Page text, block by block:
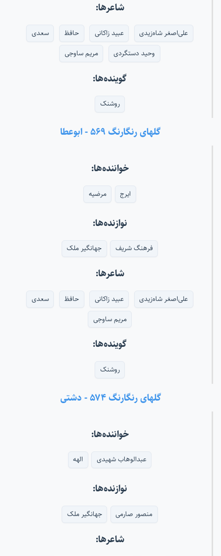
شاعرها:
علی‌اصغر شاه‌زیدی عبید زاکانی حافظ
سعدی
وحید دستگردی
مریم ساوجی
گوینده‌ها:
روشنک
گلهای رنگارنگ ۵۶۹ - ابوعطا
خواننده‌ها:
ایرج مرضیه
نوازنده‌ها:
فرهنگ شریف جهانگیر ملک
شاعرها:
علی‌اصغر شاه‌زیدی عبید زاکانی حافظ
سعدی
مریم ساوجی
گوینده‌ها:
روشنک
گلهای رنگارنگ ۵۷۴ - دشتی
خواننده‌ها:
عبدالوهاب شهیدی الهه
نوازنده‌ها:
منصور صارمی جهانگیر ملک
شاعرها: